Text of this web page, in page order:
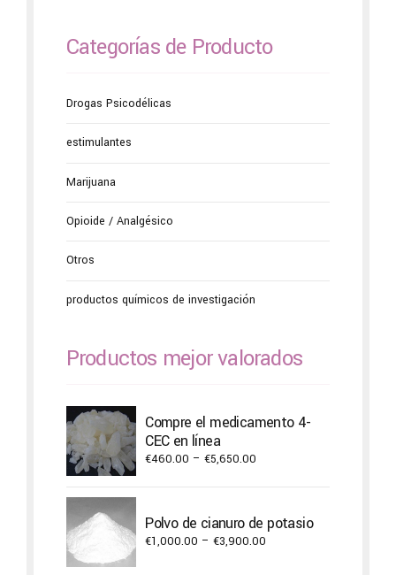
Categorías de Producto
Drogas Psicodélicas
estimulantes
Marijuana
Opioide / Analgésico
Otros
productos químicos de investigación
Productos mejor valorados
Compre el medicamento 4-
CEC en línea
€460.00 – €5,650.00
€5,650.00
Polvo de cianuro de potasio
€1,000.00 – €3,900.00